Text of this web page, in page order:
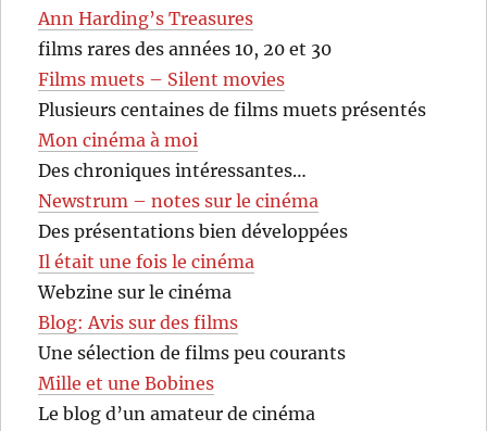
Ann Harding’s Treasures
films rares des années 10, 20 et 30
Films muets – Silent movies
Plusieurs centaines de films muets présentés
Mon cinéma à moi
Des chroniques intéressantes…
Newstrum – notes sur le cinéma
Des présentations bien développées
Il était une fois le cinéma
Webzine sur le cinéma
Blog: Avis sur des films
Une sélection de films peu courants
Mille et une Bobines
Le blog d’un amateur de cinéma